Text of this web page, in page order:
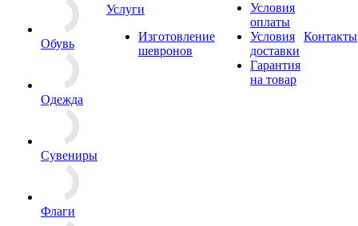
Обувь
Одежда
Сувениры
Флаги
Услуги
Изготовление
шевронов
Условия
оплаты
Условия
доставки
Гарантия
на товар
Контакты